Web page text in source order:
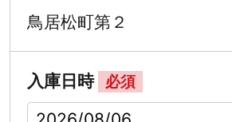
鳥居松町第２
入庫日時 必須